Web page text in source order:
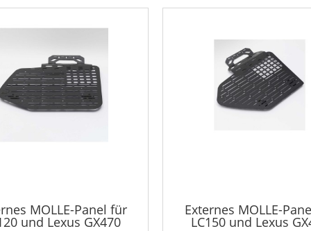
MOLLE-Panel für
und Lexus GX470
Externes MOLLE-
LC150 und Lexus